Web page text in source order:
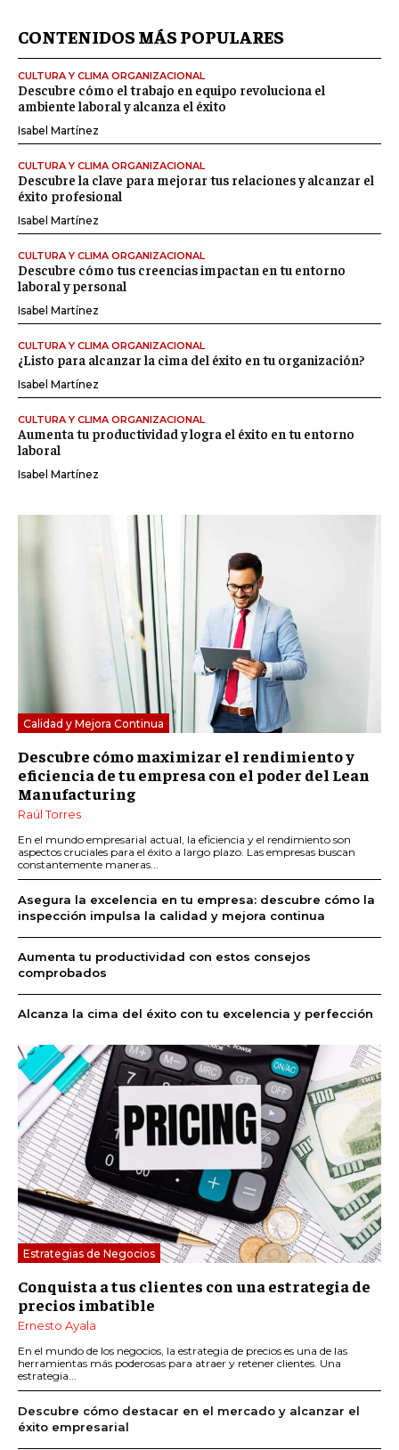
CONTENIDOS MÁS POPULARES
CULTURA Y CLIMA ORGANIZACIONAL
Descubre cómo el trabajo en equipo revoluciona el
ambiente laboral y alcanza el éxito
Isabel Martínez
CULTURA Y CLIMA ORGANIZACIONAL
Descubre la clave para mejorar tus relaciones y alcanzar el
éxito profesional
Isabel Martínez
CULTURA Y CLIMA ORGANIZACIONAL
Descubre cómo tus creencias impactan en tu entorno
laboral y personal
Isabel Martínez
CULTURA Y CLIMA ORGANIZACIONAL
¿Listo para alcanzar la cima del éxito en tu organización?
Isabel Martínez
CULTURA Y CLIMA ORGANIZACIONAL
Aumenta tu productividad y logra el éxito en tu entorno
laboral
Isabel Martínez
Calidad y Mejora Continua
Descubre cómo maximizar el rendimiento y
eficiencia de tu empresa con el poder del Lean
Manufacturing
Raúl Torres
En el mundo empresarial actual, la eficiencia y el rendimiento son
aspectos cruciales para el éxito a largo plazo. Las empresas buscan
constantemente maneras...
Asegura la excelencia en tu empresa: descubre cómo la
inspección impulsa la calidad y mejora continua
Aumenta tu productividad con estos consejos
comprobados
Alcanza la cima del éxito con tu excelencia y perfección
Estrategias de Negocios
Conquista a tus clientes con una estrategia de
precios imbatible
Ernesto Ayala
En el mundo de los negocios, la estrategia de precios es una de las
herramientas más poderosas para atraer y retener clientes. Una
estrategia...
Descubre cómo destacar en el mercado y alcanzar el
éxito empresarial